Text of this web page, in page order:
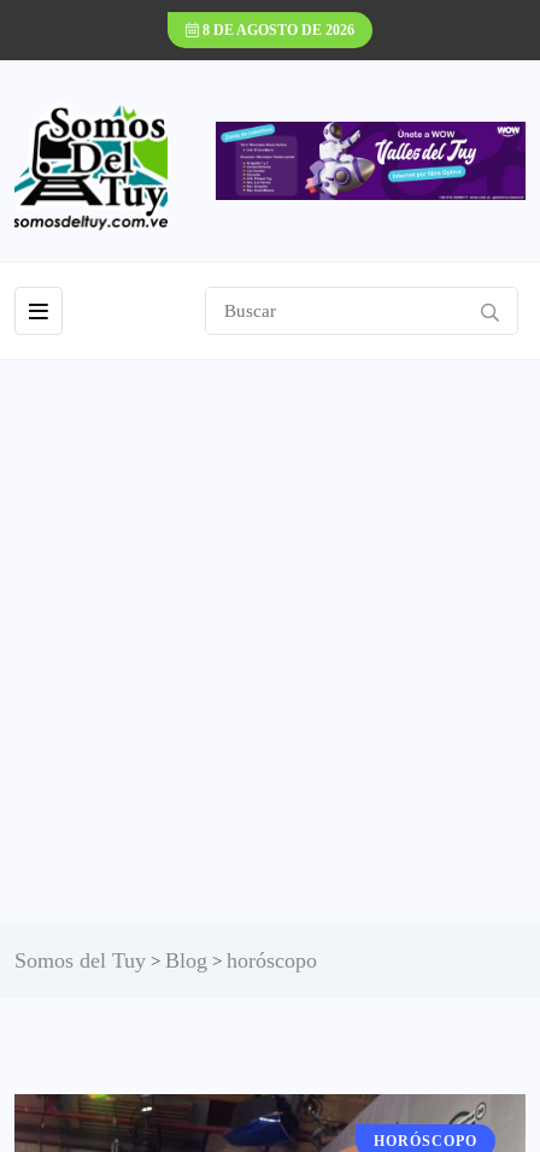
8 DE AGOSTO DE 2026
Somos del Tuy > Blog > horóscopo
HORÓSCOPO